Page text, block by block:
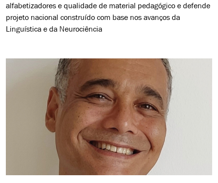
alfabetizadores e qualidade de material pedagógico e defende
projeto nacional construído com base nos avanços da
Linguística e da Neurociência